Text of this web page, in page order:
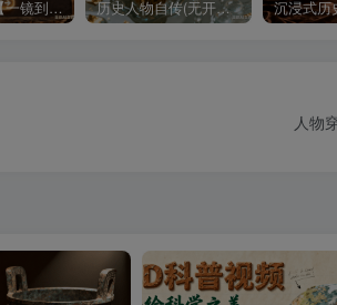
万物进化史【一镜到底】 历史人物自传(无开头模板)
人物